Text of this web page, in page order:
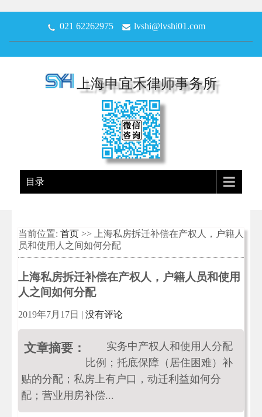
021 62262975 lvshi@lvshi01.com
上海申宜禾律师事务所
目录
当前位置: 首页 >> 上海私房拆迁补偿在产权人，户籍人
员和使用人之间如何分配
上海私房拆迁补偿在产权人，户籍人员和使用
人之间如何分配
2019年7月17日 | 没有评论
文章摘要：
实务中产权人和使用人分配
比例；托底保障（居住困难）补
贴的分配；私房上有户口，动迁利益如何分
配；营业用房补偿...